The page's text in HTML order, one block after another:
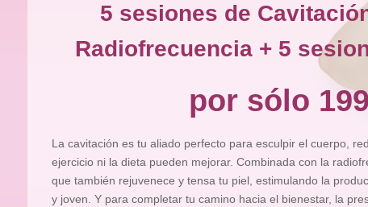
5 sesiones de
Radiofrecuencia + 5
por sólo
La cavitación es tu aliado perfecto para esculpir el cuerpo,
ejercicio ni la dieta pueden mejorar. Combinada con la
que también rejuvenece y tensa tu piel, estimulando la
y joven. Y para completar tu camino hacia el bienestar, la